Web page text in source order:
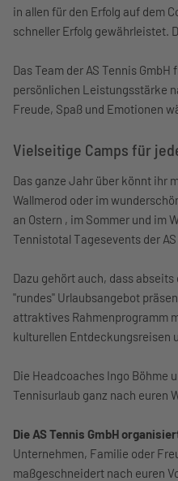
in allen für den Erfolg auf dem
schneller Erfolg gewährleistet.
Das Team der AS Tennis
persönlichen Leistungsstärke
Freude, Spaß und Emotionen
Vielseitige Camps für
Das ganze Jahr über könnt ihr
Wallmerod oder im
an Ostern , im Sommer und im
Tennistotal Tagesevents der AS
Dazu gehört auch, dass
"rundes" Urlaubsangebot
attraktives Rahmenprogramm
kulturellen Entdeckungsreisen
Die Headcoaches Ingo Böhme
Tennisurlaub ganz nach euren
Die AS Tennis GmbH
Unternehmen, Familie oder
maßgeschneidert nach euren